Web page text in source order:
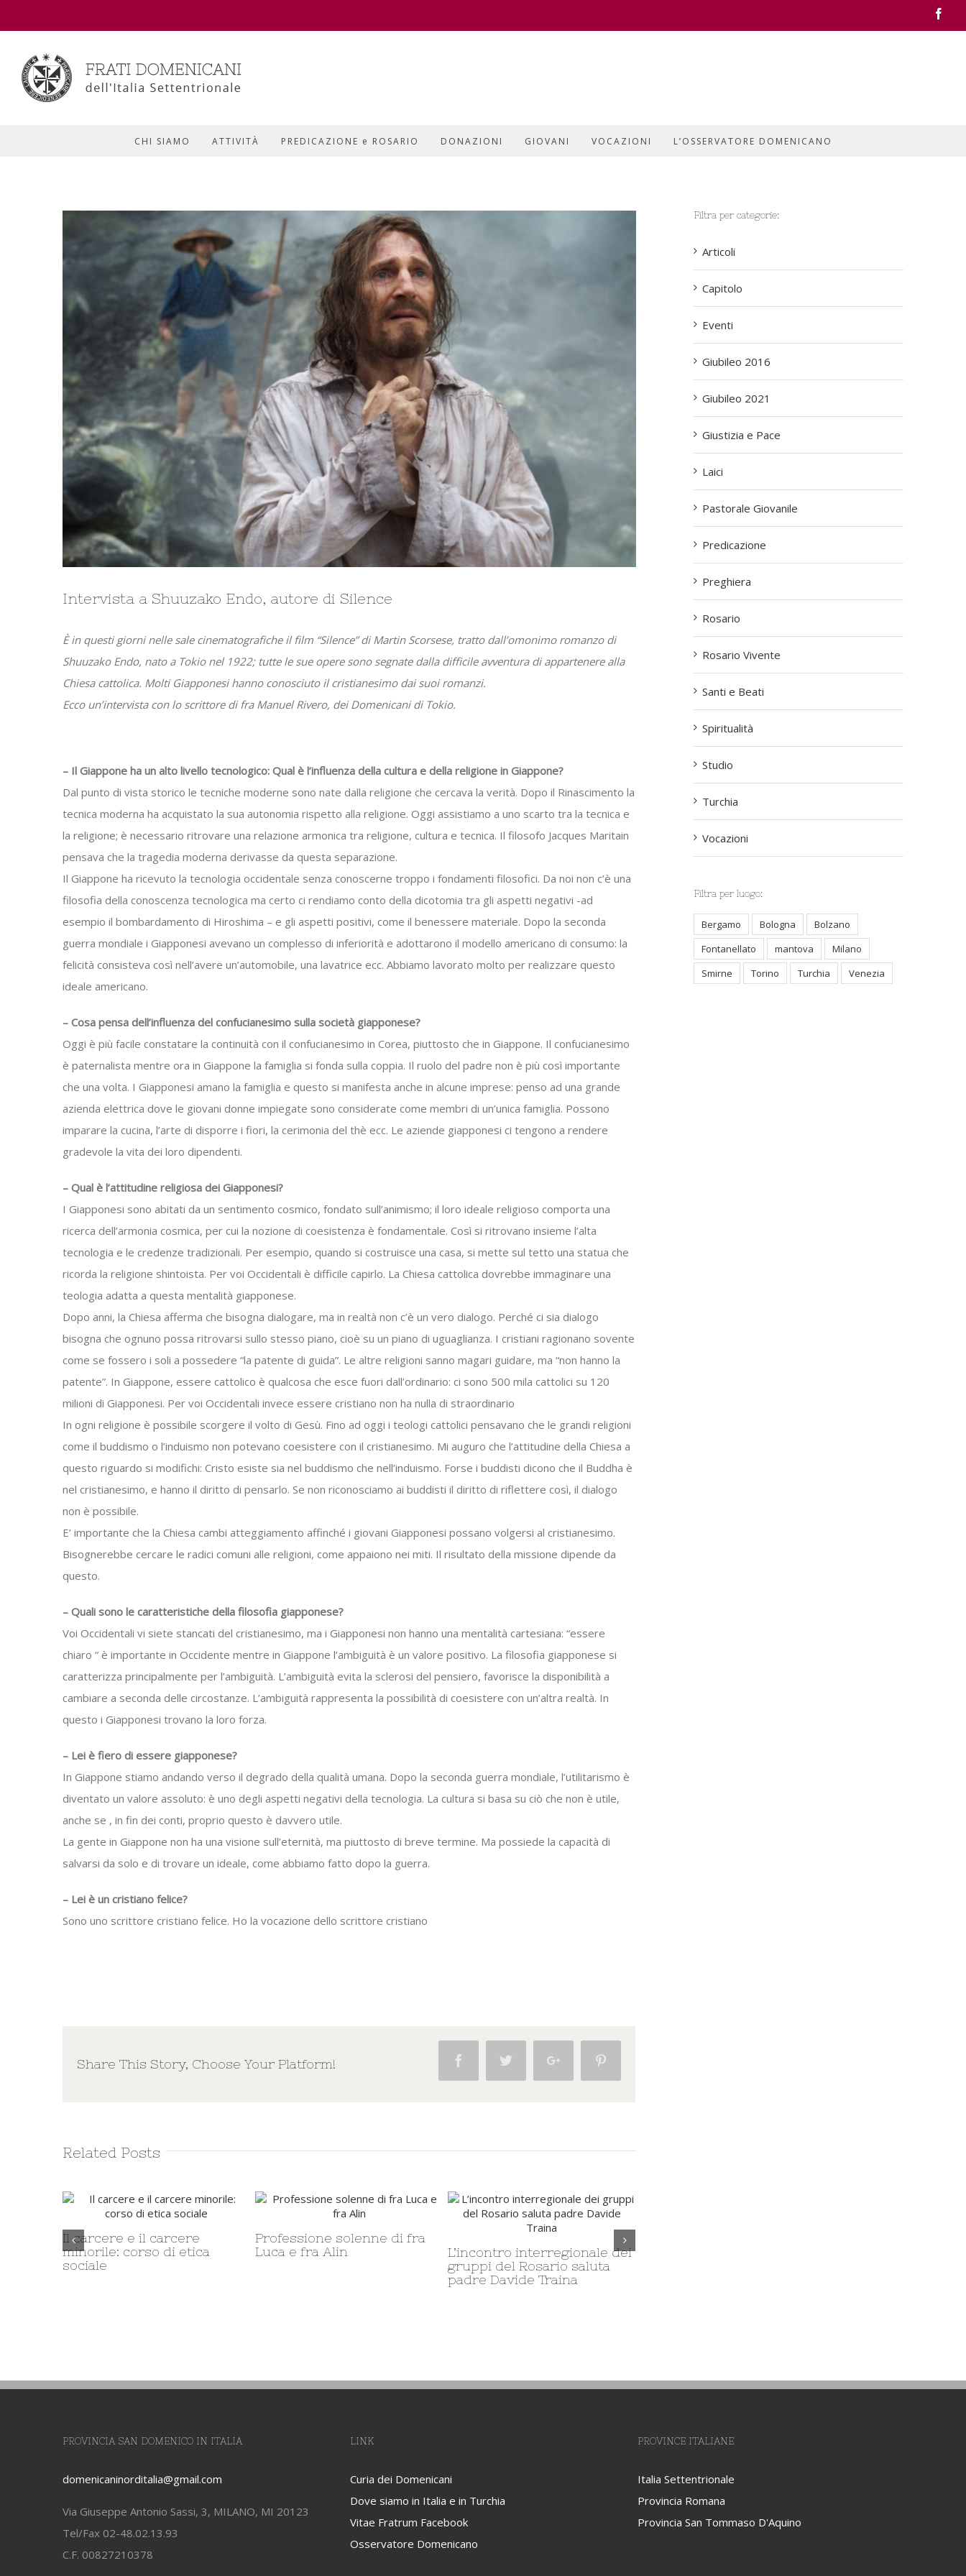
CHI SIAMO ATTIVITÀ PREDICAZIONE e ROSARIO DONAZIONI GIOVANI VOCAZIONI L’OSSERVATORE DOMENICANO
Larger
Image
Intervista a Shuuzako Endo, autore di Silence
È in questi giorni nelle sale cinematografiche il film “Silence” di Martin Scorsese, tratto dall’omonimo romanzo di
Shuuzako Endo, nato a Tokio nel 1922; tutte le sue opere sono segnate dalla difficile avventura di appartenere alla
Chiesa cattolica. Molti Giapponesi hanno conosciuto il cristianesimo dai suoi romanzi.
Ecco un’intervista con lo scrittore di fra Manuel Rivero, dei Domenicani di Tokio.
– Il Giappone ha un alto livello tecnologico: Qual è l’influenza della cultura e della religione in Giappone?
Dal punto di vista storico le tecniche moderne sono nate dalla religione che cercava la verità. Dopo il Rinascimento la
tecnica moderna ha acquistato la sua autonomia rispetto alla religione. Oggi assistiamo a uno scarto tra la tecnica e
la religione; è necessario ritrovare una relazione armonica tra religione, cultura e tecnica. Il filosofo Jacques Maritain
pensava che la tragedia moderna derivasse da questa separazione.
Il Giappone ha ricevuto la tecnologia occidentale senza conoscerne troppo i fondamenti filosofici. Da noi non c’è una
filosofia della conoscenza tecnologica ma certo ci rendiamo conto della dicotomia tra gli aspetti negativi -ad
esempio il bombardamento di Hiroshima – e gli aspetti positivi, come il benessere materiale. Dopo la seconda
guerra mondiale i Giapponesi avevano un complesso di inferiorità e adottarono il modello americano di consumo: la
felicità consisteva così nell’avere un’automobile, una lavatrice ecc. Abbiamo lavorato molto per realizzare questo
ideale americano.
– Cosa pensa dell’influenza del confucianesimo sulla società giapponese?
Oggi è più facile constatare la continuità con il confucianesimo in Corea, piuttosto che in Giappone. Il confucianesimo
è paternalista mentre ora in Giappone la famiglia si fonda sulla coppia. Il ruolo del padre non è più così importante
che una volta. I Giapponesi amano la famiglia e questo si manifesta anche in alcune imprese: penso ad una grande
azienda elettrica dove le giovani donne impiegate sono considerate come membri di un’unica famiglia. Possono
imparare la cucina, l’arte di disporre i fiori, la cerimonia del thè ecc. Le aziende giapponesi ci tengono a rendere
gradevole la vita dei loro dipendenti.
– Qual è l’attitudine religiosa dei Giapponesi?
I Giapponesi sono abitati da un sentimento cosmico, fondato sull’animismo; il loro ideale religioso comporta una
ricerca dell’armonia cosmica, per cui la nozione di coesistenza è fondamentale. Così si ritrovano insieme l’alta
tecnologia e le credenze tradizionali. Per esempio, quando si costruisce una casa, si mette sul tetto una statua che
ricorda la religione shintoista. Per voi Occidentali è difficile capirlo. La Chiesa cattolica dovrebbe immaginare una
teologia adatta a questa mentalità giapponese.
Dopo anni, la Chiesa afferma che bisogna dialogare, ma in realtà non c’è un vero dialogo. Perché ci sia dialogo
bisogna che ognuno possa ritrovarsi sullo stesso piano, cioè su un piano di uguaglianza. I cristiani ragionano sovente
come se fossero i soli a possedere “la patente di guida”. Le altre religioni sanno magari guidare, ma “non hanno la
patente”. In Giappone, essere cattolico è qualcosa che esce fuori dall’ordinario: ci sono 500 mila cattolici su 120
milioni di Giapponesi. Per voi Occidentali invece essere cristiano non ha nulla di straordinario
In ogni religione è possibile scorgere il volto di Gesù. Fino ad oggi i teologi cattolici pensavano che le grandi religioni
come il buddismo o l’induismo non potevano coesistere con il cristianesimo. Mi auguro che l’attitudine della Chiesa a
questo riguardo si modifichi: Cristo esiste sia nel buddismo che nell’induismo. Forse i buddisti dicono che il Buddha è
nel cristianesimo, e hanno il diritto di pensarlo. Se non riconosciamo ai buddisti il diritto di riflettere così, il dialogo
non è possibile.
E’ importante che la Chiesa cambi atteggiamento affinché i giovani Giapponesi possano volgersi al cristianesimo.
Bisognerebbe cercare le radici comuni alle religioni, come appaiono nei miti. Il risultato della missione dipende da
questo.
– Quali sono le caratteristiche della filosofia giapponese?
Voi Occidentali vi siete stancati del cristianesimo, ma i Giapponesi non hanno una mentalità cartesiana: “essere
chiaro “ è importante in Occidente mentre in Giappone l’ambiguità è un valore positivo. La filosofia giapponese si
caratterizza principalmente per l’ambiguità. L’ambiguità evita la sclerosi del pensiero, favorisce la disponibilità a
cambiare a seconda delle circostanze. L’ambiguità rappresenta la possibilità di coesistere con un’altra realtà. In
questo i Giapponesi trovano la loro forza.
– Lei è fiero di essere giapponese?
In Giappone stiamo andando verso il degrado della qualità umana. Dopo la seconda guerra mondiale, l’utilitarismo è
diventato un valore assoluto: è uno degli aspetti negativi della tecnologia. La cultura si basa su ciò che non è utile,
anche se , in fin dei conti, proprio questo è davvero utile.
La gente in Giappone non ha una visione sull’eternità, ma piuttosto di breve termine. Ma possiede la capacità di
salvarsi da solo e di trovare un ideale, come abbiamo fatto dopo la guerra.
– Lei è un cristiano felice?
Sono uno scrittore cristiano felice. Ho la vocazione dello scrittore cristiano
Share This Story, Choose Your Platform! Facebook Twitter Google+
Related Posts
Nuove nomine della
Provincia San Domenico in
cinque frati domenicani a
Milano
Filtra per categorie:
Articoli
Capitolo
Eventi
Giubileo 2016
Giubileo 2021
Giustizia e Pace
Laici
Pastorale Giovanile
Predicazione
Preghiera
Rosario
Rosario Vivente
Santi e Beati
Spiritualità
Studio
Turchia
Vocazioni
Filtra per luogo:
Bergamo Bologna
Bolzano
Fontanellato
mantova
Milano
Smirne
Torino Turchia Venezia
Tel/Fax 02-48.02.13.93
C.F. 00827210378
Dove siamo in Italia e in Turchia
Vitae Fratrum Facebook
Osservatore Domenicano
Provincia Romana
Provincia San Tommaso D'Aquino